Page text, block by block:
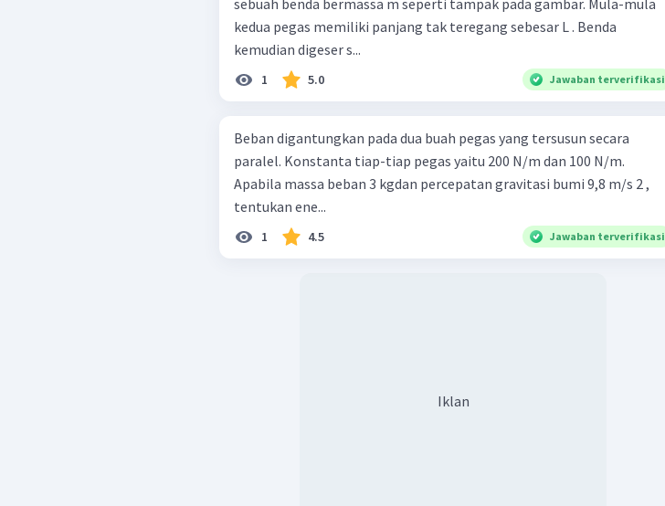
sebuah benda bermassa m seperti tampak pada gambar. Mula-mula
kedua pegas memiliki panjang tak teregang sebesar L . Benda
kemudian digeser s...
1 5.0 Jawaban terverifikasi
Beban digantungkan pada dua buah pegas yang tersusun secara
paralel. Konstanta tiap-tiap pegas yaitu 200 N/m dan 100 N/m.
Apabila massa beban 3 kgdan percepatan gravitasi bumi 9,8 m/s 2 ,
tentukan ene...
1 4.5 Jawaban terverifikasi
Iklan